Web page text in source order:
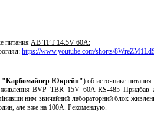
питания AB TFT 14.5V 60A:
https://www.youtube.com/shorts/
Юкрейн") об источнике питания
BVP TBR 15V 60A RS-485 Придбав
ним звичайний лабораторний блок
але вже на 100А. Рекомендую.